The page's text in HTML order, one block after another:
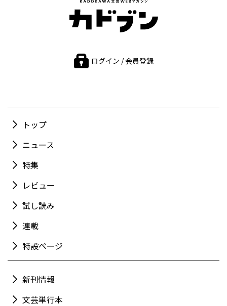
ログイン / 会員登録
トップ
ニュース
特集
レビュー
試し読み
連載
特設ページ
新刊情報
文芸単行本